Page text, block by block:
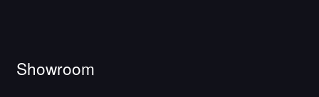
Showroom